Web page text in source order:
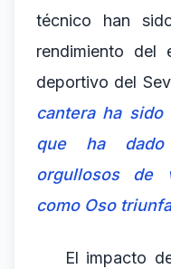
técnico han
rendimiento del
deportivo del
cantera ha sido
que ha dado
orgullosos de
como Oso
El impacto